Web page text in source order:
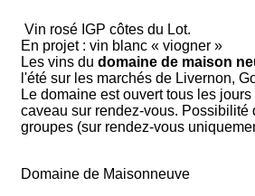
Vin rosé IGP côtes du Lot.
En projet : vin blanc « viogner »
Les vins du domaine de maison
l'été sur les marchés de Livernon,
Le domaine est ouvert tous les
caveau sur rendez-vous. Possibilité
groupes (sur rendez-vous
Domaine de Maisonneuve